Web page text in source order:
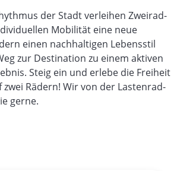
der Stadt verleihen Zweirad-
Mobilität eine neue
einen nachhaltigen Lebensstil
zur Destination zu einem aktiven
Steig ein und erlebe die Freiheit
Rädern! Wir von der Lastenrad-
gerne.